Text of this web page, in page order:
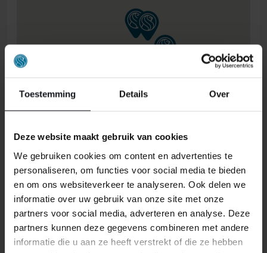
Toestemming Details Over
Deze website maakt gebruik van cookies
We gebruiken cookies om content en advertenties te
personaliseren, om functies voor social media te bieden
en om ons websiteverkeer te analyseren. Ook delen we
informatie over uw gebruik van onze site met onze
partners voor social media, adverteren en analyse. Deze
partners kunnen deze gegevens combineren met andere
informatie die u aan ze heeft verstrekt of die ze hebben
ONS RETOURBELEID
Individuell gestaltete Artikel wie Matratzen,
Lattenroste, Obermatratzen und Boxspring-
Sets fallen NICHT unter die
Rückgabebestimmungen und können von